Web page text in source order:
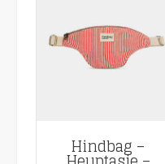
Hindbag –